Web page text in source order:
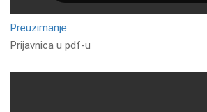
Preuzimanje
Prijavnica u pdf-u